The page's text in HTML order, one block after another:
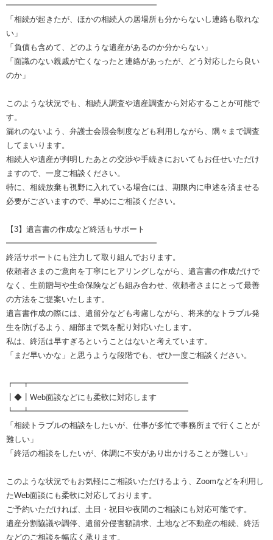
━━━━━━━━━━━━━━━━━━━
「相続が起きたが、ほかの相続人の居場所も分からないし連絡も取れな
い」
「負債も含めて、どのような遺産があるのか分からない」
「面識のない親戚が亡くなったと連絡があったが、どう対応したら良い
のか」
このような状況でも、相続人調査や遺産調査から対応することが可能で
す。
漏れのないよう、弁護士会照会制度なども利用しながら、隅々まで調査
してまいります。
相続人や遺産が判明したあとの交渉や手続きにおいてもお任せいただけ
ますので、一度ご相談ください。
特に、相続放棄も視野に入れている場合には、期限内に申述を済ませる
必要がございますので、早めにご相談ください。
【3】遺言書の作成など終活もサポート
━━━━━━━━━━━━━━━━━━━
終活サポートにも注力して取り組んでおります。
依頼者さまのご意向を丁寧にヒアリングしながら、遺言書の作成だけで
なく、生前贈与や生命保険なども組み合わせ、依頼者さまにとって最善
の方法をご提案いたします。
遺言書作成の際には、遺留分なども考慮しながら、将来的なトラブル発
生を防げるよう、細部まで気を配り対応いたします。
私は、終活は早すぎるということはないと考えています。
「まだ早いかな」と思うような段階でも、ぜひ一度ご相談ください。
┏━┳━━━━━━━━━━━━━━━━━━━━
┃◆┃Web面談などにも柔軟に対応します
┗━┻━━━━━━━━━━━━━━━━━━━━
「相続トラブルの相談をしたいが、仕事が多忙で事務所まで行くことが
難しい」
「終活の相談をしたいが、体調に不安があり出かけることが難しい」
このような状況でもお気軽にご相談いただけるよう、Zoomなどを利用し
たWeb面談にも柔軟に対応しております。
ご予約いただければ、土日・祝日や夜間のご相談にも対応可能です。
遺産分割協議や調停、遺留分侵害額請求、土地など不動産の相続、終活
などのご相談を幅広く承ります。